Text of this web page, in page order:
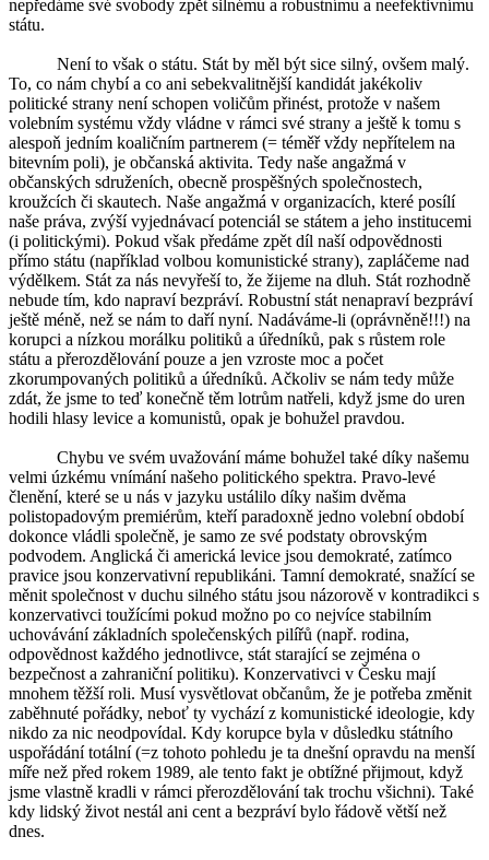
nepředáme své svobody zpět silnému a robustnímu a neefektivnímu
státu.
Není to však o státu. Stát by měl být sice silný, ovšem malý.
To, co nám chybí a co ani sebekvalitnější kandidát jakékoliv
politické strany není schopen voličům přinést, protože v našem
volebním systému vždy vládne v rámci své strany a ještě k tomu s
alespoň jedním koaličním partnerem (= téměř vždy nepřítelem na
bitevním poli), je občanská aktivita. Tedy naše angažmá v
občanských sdruženích, obecně prospěšných společnostech,
kroužcích či skautech. Naše angažmá v organizacích, které posílí
naše práva, zvýší vyjednávací potenciál se státem a jeho institucemi
(i politickými). Pokud však předáme zpět díl naší odpovědnosti
přímo státu (například volbou komunistické strany), zapláčeme nad
výdělkem. Stát za nás nevyřeší to, že žijeme na dluh. Stát rozhodně
nebude tím, kdo napraví bezpráví. Robustní stát nenapraví bezpráví
ještě méně, než se nám to daří nyní. Nadáváme-li (oprávněně!!!) na
korupci a nízkou morálku politiků a úředníků, pak s růstem role
státu a přerozdělování pouze a jen vzroste moc a počet
zkorumpovaných politiků a úředníků. Ačkoliv se nám tedy může
zdát, že jsme to teď konečně těm lotrům natřeli, když jsme do uren
hodili hlasy levice a komunistů, opak je bohužel pravdou.
Chybu ve svém uvažování máme bohužel také díky našemu
velmi úzkému vnímání našeho politického spektra. Pravo-levé
členění, které se u nás v jazyku ustálilo díky našim dvěma
polistopadovým premiérům, kteří paradoxně jedno volební období
dokonce vládli společně, je samo ze své podstaty obrovským
podvodem. Anglická či americká levice jsou demokraté, zatímco
pravice jsou konzervativní republikáni. Tamní demokraté, snažící se
měnit společnost v duchu silného státu jsou názorově v kontradikci s
konzervativci toužícími pokud možno po co nejvíce stabilním
uchovávání základních společenských pilířů (např. rodina,
odpovědnost každého jednotlivce, stát starající se zejména o
bezpečnost a zahraniční politiku). Konzervativci v Česku mají
mnohem těžší roli. Musí vysvětlovat občanům, že je potřeba změnit
zaběhnuté pořádky, neboť ty vychází z komunistické ideologie, kdy
nikdo za nic neodpovídal. Kdy korupce byla v důsledku státního
uspořádání totální (=z tohoto pohledu je ta dnešní opravdu na menší
míře než před rokem 1989, ale tento fakt je obtížné přijmout, když
jsme vlastně kradli v rámci přerozdělování tak trochu všichni). Také
kdy lidský život nestál ani cent a bezpráví bylo řádově větší než
dnes.